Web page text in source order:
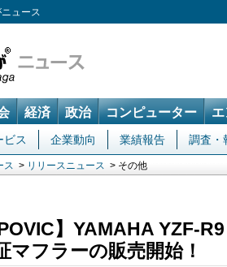
ュース
経済 政治 コンピューター エ
ビス 企業動向 業績報告 調査・
ス > リリースニュース > その他
】YAMAHA YZF-
マフラーの販売開始！